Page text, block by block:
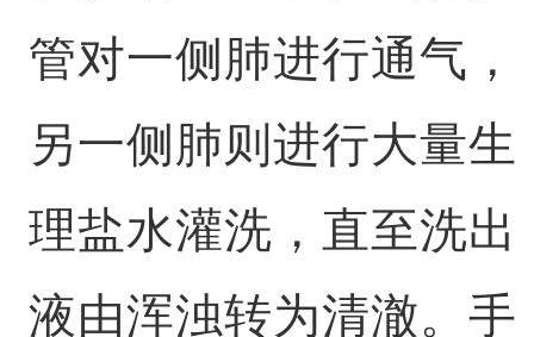
管对一侧肺进行通气，
另一侧肺则进行大量生
理盐水灌洗，直至洗出
液由浑浊转为清澈。手